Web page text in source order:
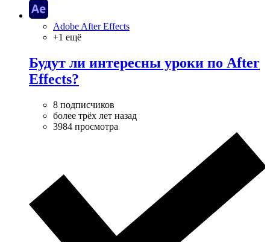
Adobe After Effects
+1 ещё
Будут ли интересны уроки по After
Effects?
8 подписчиков
более трёх лет назад
3984 просмотра